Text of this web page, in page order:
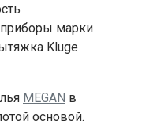
марки
Kluge
MEGAN в
основой.